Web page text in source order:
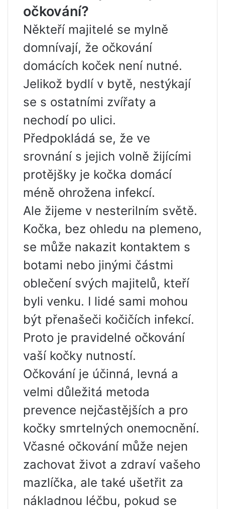
očkování?
Někteří majitelé se mylně
domnívají, že očkování
domácích koček není nutné.
Jelikož bydlí v bytě, nestýkají
se s ostatními zvířaty a
nechodí po ulici.
Předpokládá se, že ve
srovnání s jejich volně žijícími
protějšky je kočka domácí
méně ohrožena infekcí.
Ale žijeme v nesterilním světě.
Kočka, bez ohledu na plemeno,
se může nakazit kontaktem s
botami nebo jinými částmi
oblečení svých majitelů, kteří
byli venku. I lidé sami mohou
být přenašeči kočičích infekcí.
Proto je pravidelné očkování
vaší kočky nutností.
Očkování je účinná, levná a
velmi důležitá metoda
prevence nejčastějších a pro
kočky smrtelných onemocnění.
Včasné očkování může nejen
zachovat život a zdraví vašeho
mazlíčka, ale také ušetřit za
nákladnou léčbu, pokud se